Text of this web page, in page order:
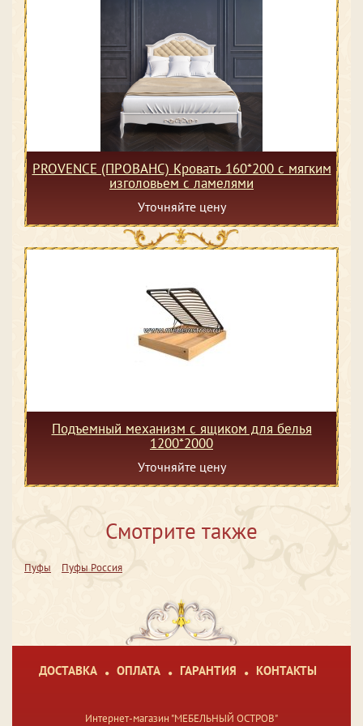
PROVENCE (ПРОВАНС) Кровать 160*200 с мягким
изголовьем с ламелями
Уточняйте цену
Подъемный механизм с ящиком для белья
1200*2000
Уточняйте цену
Смотрите также
Пуфы Пуфы Россия
ДОСТАВКА ОПЛАТА ГАРАНТИЯ КОНТАКТЫ
Интернет-магазин "МЕБЕЛЬНЫЙ ОСТРОВ"